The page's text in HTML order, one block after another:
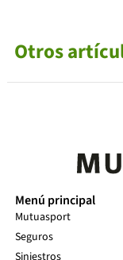
Otros
Menú principal
Mutuasport
Seguros